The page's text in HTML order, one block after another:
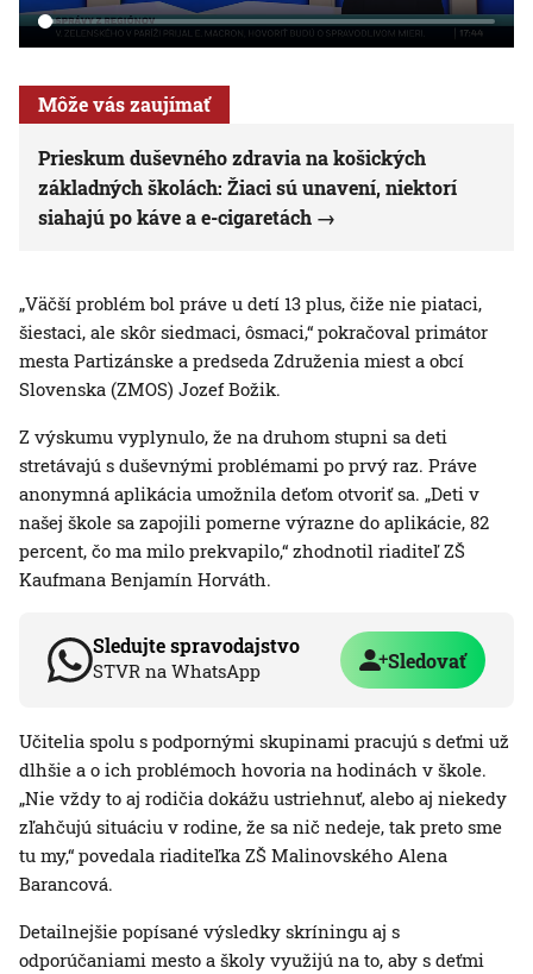
Môže vás zaujímať
Prieskum duševného zdravia na košických
základných školách: Žiaci sú unavení, niektorí
siahajú po káve a e-cigaretách
„Väčší problém bol práve u detí 13 plus, čiže nie piataci,
šiestaci, ale skôr siedmaci, ôsmaci,“ pokračoval primátor
mesta Partizánske a predseda Združenia miest a obcí
Slovenska (ZMOS) Jozef Božik.
Z výskumu vyplynulo, že na druhom stupni sa deti
stretávajú s duševnými problémami po prvý raz. Práve
anonymná aplikácia umožnila deťom otvoriť sa. „Deti v
našej škole sa zapojili pomerne výrazne do aplikácie, 82
percent, čo ma milo prekvapilo,“ zhodnotil riaditeľ ZŠ
Kaufmana Benjamín Horváth.
Sledujte spravodajstvo
STVR na WhatsApp Sledovať
Učitelia spolu s podpornými skupinami pracujú s deťmi už
dlhšie a o ich problémoch hovoria na hodinách v škole.
„Nie vždy to aj rodičia dokážu ustriehnuť, alebo aj niekedy
zľahčujú situáciu v rodine, že sa nič nedeje, tak preto sme
tu my,“ povedala riaditeľka ZŠ Malinovského Alena
Barancová.
Detailnejšie popísané výsledky skríningu aj s
odporúčaniami mesto a školy využijú na to, aby s deťmi